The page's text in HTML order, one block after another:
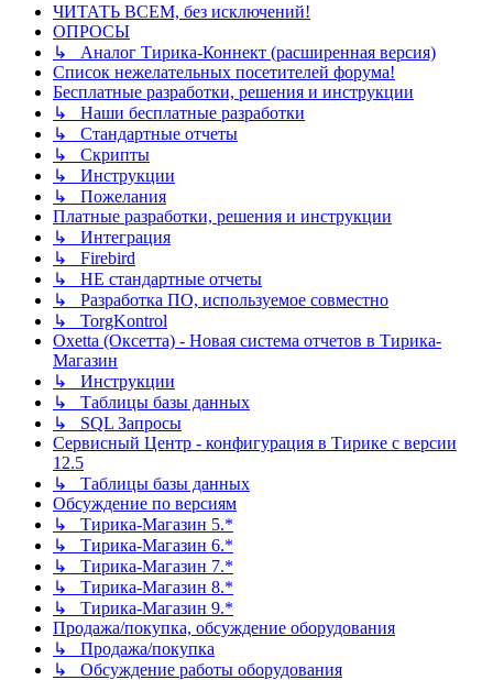
ЧИТАТЬ ВСЕМ, без исключений!
ОПРОСЫ
↳ Аналог Тирика-Коннект (расширенная версия)
Список нежелательных посетителей форума!
Бесплатные разработки, решения и инструкции
↳ Наши бесплатные разработки
↳ Стандартные отчеты
↳ Скрипты
↳ Инструкции
↳ Пожелания
Платные разработки, решения и инструкции
↳ Интеграция
↳ Firebird
↳ НЕ стандартные отчеты
↳ Разработка ПО, используемое совместно
↳ TorgKontrol
Oxetta (Оксетта) - Новая система отчетов в Тирика-
Магазин
↳ Инструкции
↳ Таблицы базы данных
↳ SQL Запросы
Сервисный Центр - конфигурация в Тирике с версии
12.5
↳ Таблицы базы данных
Обсуждение по версиям
↳ Тирика-Магазин 5.*
↳ Тирика-Магазин 6.*
↳ Тирика-Магазин 7.*
↳ Тирика-Магазин 8.*
↳ Тирика-Магазин 9.*
Продажа/покупка, обсуждение оборудования
↳ Продажа/покупка
↳ Обсуждение работы оборудования